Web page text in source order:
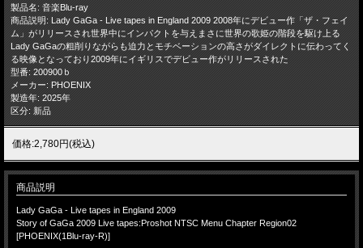
製品名: 音楽Blu-ray
商品説明: Lady GaGa - Live tapes in England 2009 2008年にデビュー作「ザ・フェイ
ム」がリリースされ世界中にインパクトを与えまさに世界の歌姫の階段を駆け上る
Lady GaGaの粗削りながらも迫力とモチベーションの高さがダイレクトに伝わってく
る映像となっており2009年にイギリスでデビュー作がリリースされた
型番: 200900ｂ
メーカー: PHOENIX
製造年: 2025年
区分: 新品
価格:2,780円(税込)
商品説明
Lady GaGa - Live tapes in England 2009
Story of GaGa 2009 Live tapes:Proshot NTSC Menu Chapter Region02
[PHOENIX(1Blu-ray-R)]